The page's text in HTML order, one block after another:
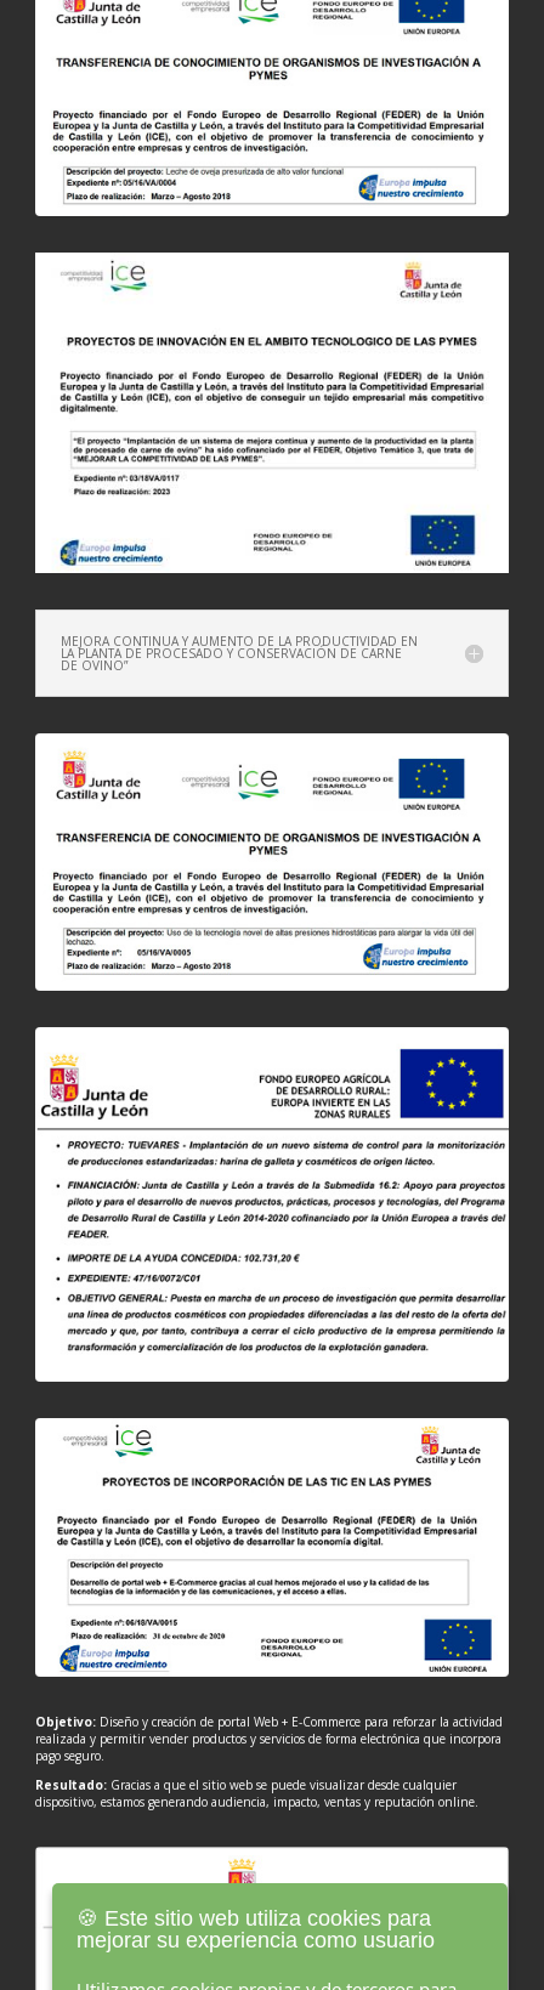
MEJORA CONTINUA Y AUMENTO DE LA PRODUCTIVIDAD EN
LA PLANTA DE PROCESADO Y CONSERVACIÓN DE CARNE
DE OVINO”
Objetivo: Diseño y creación de portal Web + E-Commerce para reforzar la actividad
realizada y permitir vender productos y servicios de forma electrónica que incorpora
pago seguro.
Resultado: Gracias a que el sitio web se puede visualizar desde cualquier
dispositivo, estamos generando audiencia, impacto, ventas y reputación online.
🍪 Este sitio web utiliza cookies para
mejorar su experiencia como usuario